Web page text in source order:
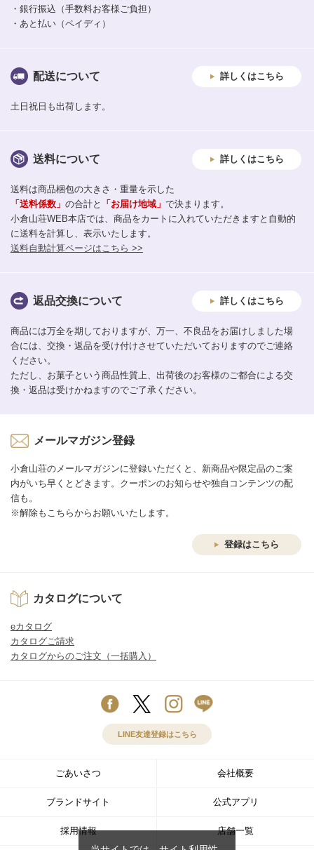
・銀行振込（手数料お客様ご負担）
・あと払い（ペイディ）
配送について 詳しくはこちら
土日祝日も出荷します。
送料について 詳しくはこちら
送料は商品梱包の大きさ・重量を示した
「送料係数」 の合計と 「お届け地域」 で決まります。
小倉山荘WEB本店では、商品をカートに入れていただきますと自動的
に送料を計算し、表示いたします。
送料自動計算ページはこちら >>
返品交換について 詳しくはこちら
商品には万全を期しておりますが、万一、不良品をお届けしました場
合には、交換・返品を受け付けさせていただいておりますのでご連絡
ください。
ただし、お菓子という商品性質上、出荷後のお客様のご都合による交
換・返品は受けかねますのでご了承ください。
メールマガジン登録
小倉山荘のメールマガジンに登録いただくと、新商品や限定品のご案
内がいち早くとどきます。クーポンのお知らせや独自コンテンツの配
信も。
※解除もこちらからお願いいたします。
登録はこちら
カタログについて
eカタログ
カタログご請求
カタログからのご注文（一括購入）
LINE友達登録はこちら
ごあいさつ 会社概要
ブランドサイト 公式アプリ
採用情報 店舗一覧